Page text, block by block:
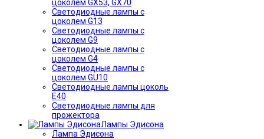
цоколем GX53, GX70
Светодиодные лампы с
цоколем G13
Светодиодные лампы с
цоколем G9
Светодиодные лампы с
цоколем G4
Светодиодные лампы с
цоколем GU10
Светодиодные лампы цоколь
Е40
Светодиодные лампы для
прожектора
Лампы Эдисона
Лампа Эдисона